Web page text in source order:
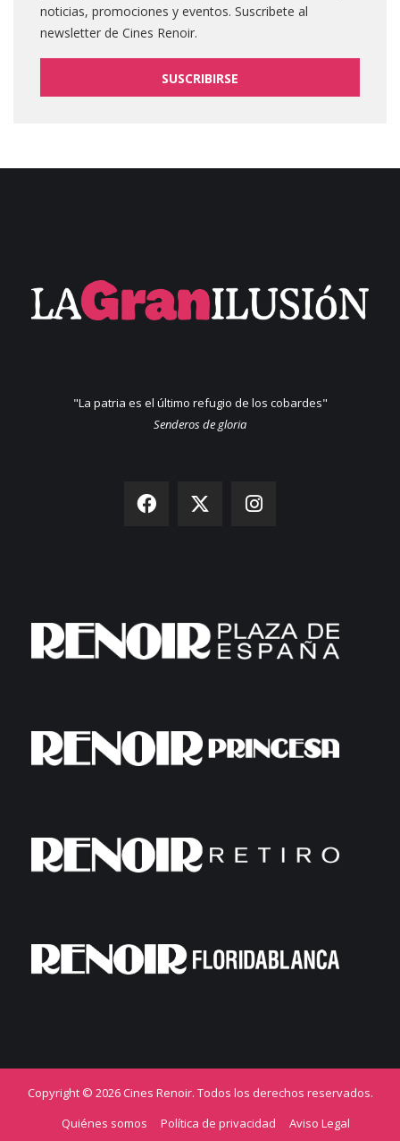
noticias, promociones y eventos. Suscribete al
newsletter de Cines Renoir.
SUSCRIBIRSE
"La patria es el último refugio de los cobardes"
Senderos de gloria
Copyright © 2026 Cines Renoir. Todos los derechos reservados.
Quiénes somos
Política de privacidad Aviso Legal